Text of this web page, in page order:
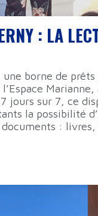
: LA
borne de
Marianne,
jours sur 7, ce
la possibilité
: livres,